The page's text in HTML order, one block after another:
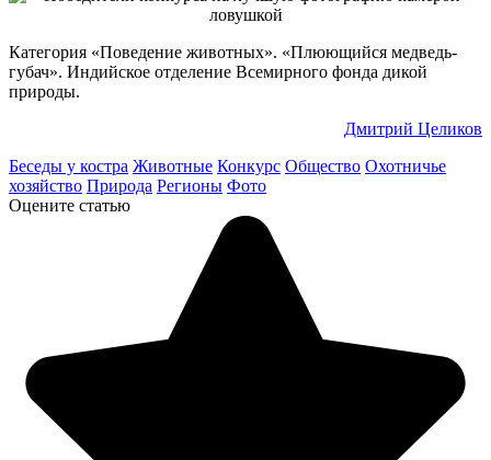
Категория «Поведение животных». «Плюющийся медведь-
губач». Индийское отделение Всемирного фонда дикой
природы.
Дмитрий Целиков
Беседы у костра Животные Конкурс Общество Охотничье
хозяйство Природа Регионы Фото
Оцените статью